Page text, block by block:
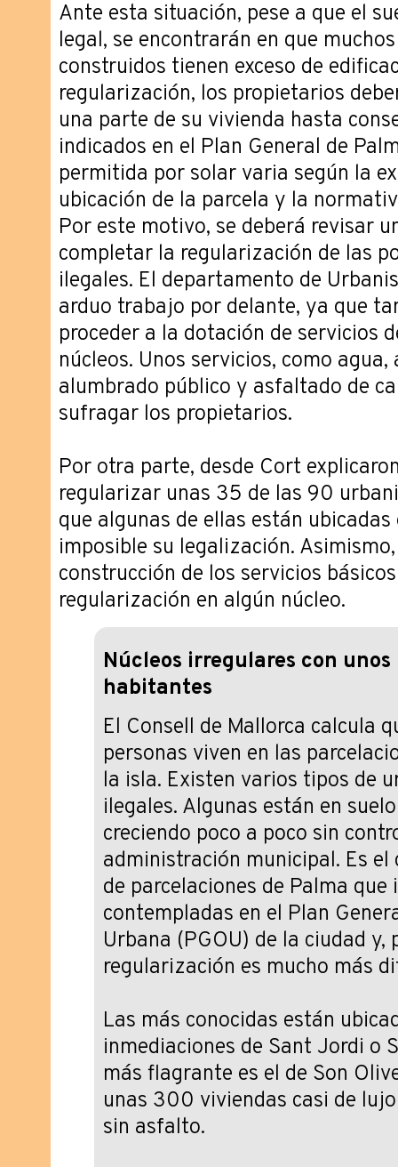
Ante esta situación, pese a que el
legal, se encontrarán en que
construidos tienen exceso de
regularización, los propietarios
una parte de su vivienda hasta
indicados en el Plan General de
permitida por solar varia según la
ubicación de la parcela y la
Por este motivo, se deberá revisar
completar la regularización de las
ilegales. El departamento de
arduo trabajo por delante, ya que
proceder a la dotación de servicios
núcleos. Unos servicios, como
alumbrado público y asfaltado de
sufragar los propietarios.
Por otra parte, desde Cort
regularizar unas 35 de las 90
que algunas de ellas están
imposible su legalización.
construcción de los servicios
regularización en algún núcleo.
Núcleos irregulares con
habitantes
El Consell de Mallorca calcula
personas viven en las
la isla. Existen varios tipos de
ilegales. Algunas están en
creciendo poco a poco sin
administración municipal. Es el
de parcelaciones de Palma que
contempladas en el Plan
Urbana (PGOU) de la ciudad y,
regularización es mucho más
Las más conocidas están
inmediaciones de Sant Jordi o
más flagrante es el de Son
unas 300 viviendas casi de
sin asfalto.